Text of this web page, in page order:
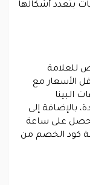
بتعدد أشكالها
للعلامة
الأسعار مع
البينا
بالإضافة إلى
يحصل على ساعة
كود الخصم من